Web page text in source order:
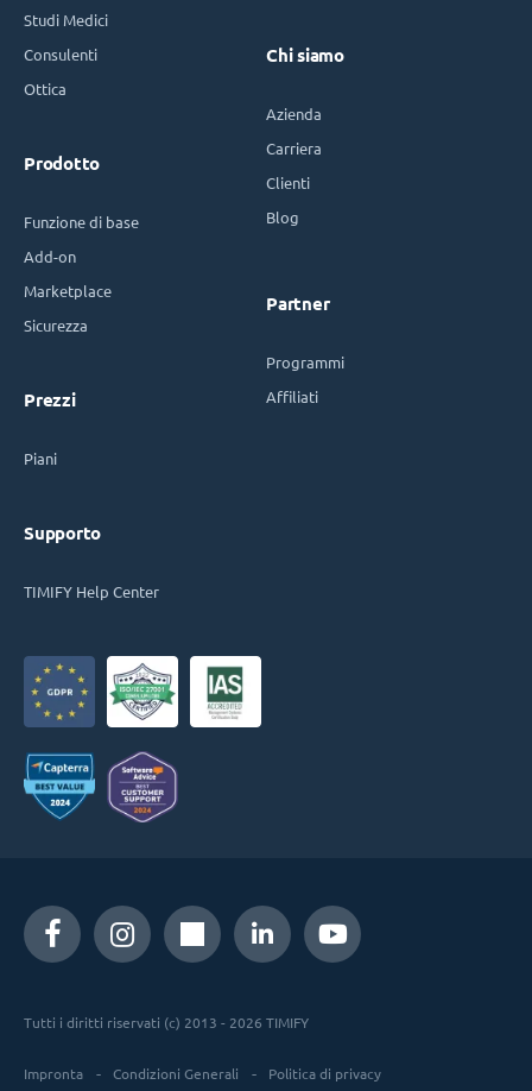
Studi Medici
Consulenti
Ottica
Prodotto
Funzione di base
Add-on
Marketplace
Sicurezza
Prezzi
Piani
Supporto
TIMIFY Help Center
Chi siamo
Azienda
Carriera
Clienti
Blog
Partner
Programmi
Affiliati
Tutti i diritti riservati (c) 2013 - 2026 TIMIFY
Impronta Condizioni Generali Politica di privacy